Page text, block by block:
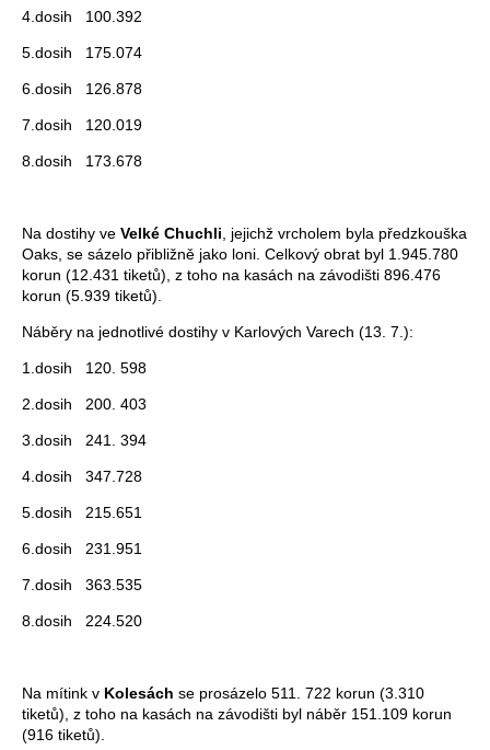
4.dosih 100.392
5.dosih 175.074
6.dosih 126.878
7.dosih 120.019
8.dosih 173.678
Na dostihy ve Velké Chuchli , jejichž vrcholem byla předzkouška
Oaks, se sázelo přibližně jako loni. Celkový obrat byl 1.945.780
korun (12.431 tiketů), z toho na kasách na závodišti 896.476
korun (5.939 tiketů).
Náběry na jednotlivé dostihy v Karlových Varech (13. 7.):
1.dosih 120. 598
2.dosih 200. 403
3.dosih 241. 394
4.dosih 347.728
5.dosih 215.651
6.dosih 231.951
7.dosih 363.535
8.dosih 224.520
Na mítink v Kolesách se prosázelo 511. 722 korun (3.310
tiketů), z toho na kasách na závodišti byl náběr 151.109 korun
(916 tiketů).